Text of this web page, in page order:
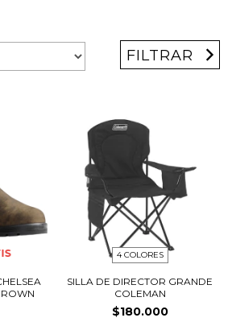
FILTRAR
4 COLORES
SILLA DE DIRECTOR GRANDE
COLEMAN
$180.000